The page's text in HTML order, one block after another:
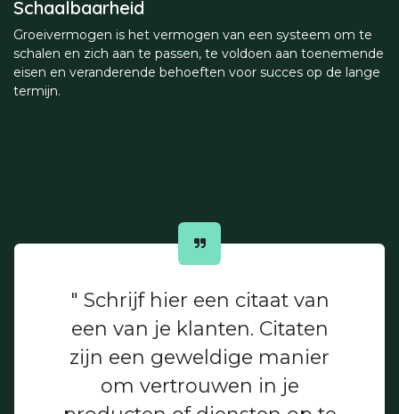
Schaalbaarheid
Groeivermogen is het vermogen van een systeem om te
schalen en zich aan te passen, te voldoen aan toenemende
eisen en veranderende behoeften voor succes op de lange
termijn.
" Schrijf hier een citaat van
een van je klanten. Citaten
zijn een geweldige manier
om vertrouwen in je